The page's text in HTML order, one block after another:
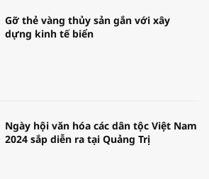
Gỡ thẻ vàng thủy sản gắn với xây
dựng kinh tế biển
Ngày hội văn hóa các dân tộc Việt Nam
2024 sắp diễn ra tại Quảng Trị